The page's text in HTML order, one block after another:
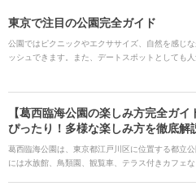
東京で注目の公園完全ガイド
公園ではピクニックやエクササイズ、自然を感じ
ッシュできます。また、デートスポットとしても
【葛西臨海公園の楽しみ方完全ガ
ぴったり！多様な楽しみ方を徹底解
葛西臨海公園は、東京都江戸川区に位置する都立
には水族館、鳥類園、観覧車、テラス付きカフェ